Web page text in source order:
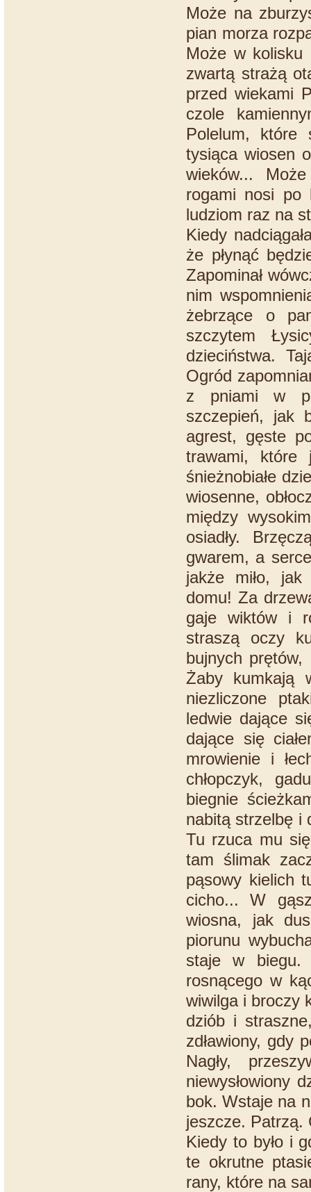
Może na
pian morza
Może w kolisku
zwartą strażą
przed wiekami
czole
Polelum,
tysiąca wiosen
wieków...
rogami nosi po
ludziom raz na
Kiedy
że płynąć
Zapominał
nim
żebrzące o
szczytem
dzieciństwa.
Ogród
z pniami w
szczepień, jak
agrest, gęste
trawami, które
śnieżnobiałe
wiosenne,
między
osiadły.
gwarem, a
jakże miło,
domu! Za
gaje wiktów i
straszą oczy
bujnych
Żaby kumkają
niezliczone
ledwie dające
dające się
mrowienie i
chłopczyk,
biegnie
nabitą strzelbę i
Tu rzuca mu
tam ślimak
pąsowy kielich
cicho... W
wiosna, jak
piorunu
staje w biegu.
rosnącego w
wiwilga i broczy
dziób i
zdławiony, gdy
Nagły,
niewysłowiony
bok. Wstaje na
jeszcze. Patrzą.
Kiedy to było i
te okrutne
rany, które na